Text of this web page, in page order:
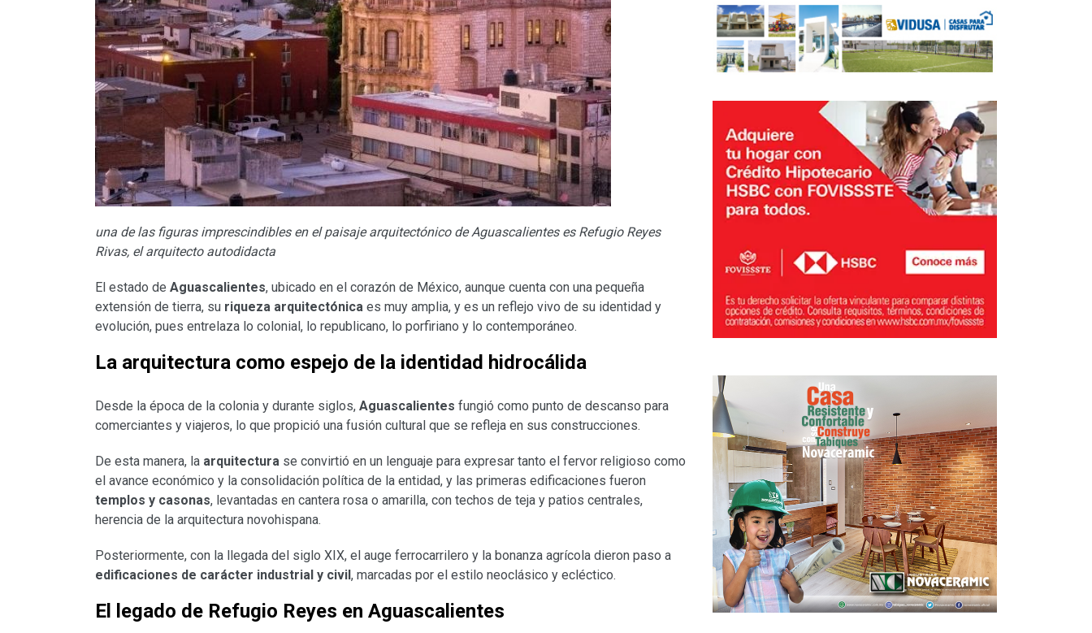
una de las figuras imprescindibles en el paisaje arquitectónico de Aguascalientes es Refugio Reyes
Rivas, el arquitecto autodidacta
El estado de Aguascalientes, ubicado en el corazón de México, aunque cuenta con una pequeña
extensión de tierra, su riqueza arquitectónica es muy amplia, y es un reflejo vivo de su identidad y
evolución, pues entrelaza lo colonial, lo republicano, lo porfiriano y lo contemporáneo.
La arquitectura como espejo de la identidad hidrocálida
Desde la época de la colonia y durante siglos, Aguascalientes fungió como punto de descanso para
comerciantes y viajeros, lo que propició una fusión cultural que se refleja en sus construcciones.
De esta manera, la arquitectura se convirtió en un lenguaje para expresar tanto el fervor religioso como
el avance económico y la consolidación política de la entidad, y las primeras edificaciones fueron
templos y casonas, levantadas en cantera rosa o amarilla, con techos de teja y patios centrales,
herencia de la arquitectura novohispana.
Posteriormente, con la llegada del siglo XIX, el auge ferrocarrilero y la bonanza agrícola dieron paso a
edificaciones de carácter industrial y civil , marcadas por el estilo neoclásico y ecléctico.
El legado de Refugio Reyes en Aguascalientes